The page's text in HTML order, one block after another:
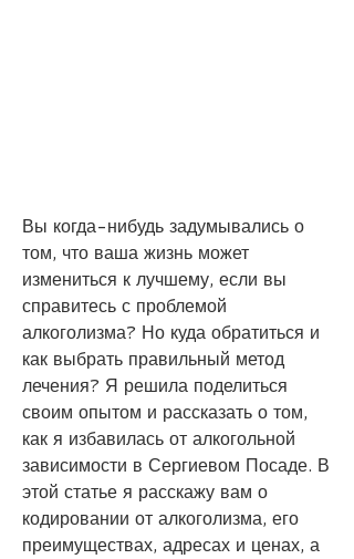
Вы когда-нибудь задумывались о
том, что ваша жизнь может
измениться к лучшему, если вы
справитесь с проблемой
алкоголизма? Но куда обратиться и
как выбрать правильный метод
лечения? Я решила поделиться
своим опытом и рассказать о том,
как я избавилась от алкогольной
зависимости в Сергиевом Посаде. В
этой статье я расскажу вам о
кодировании от алкоголизма, его
преимуществах, адресах и ценах, а